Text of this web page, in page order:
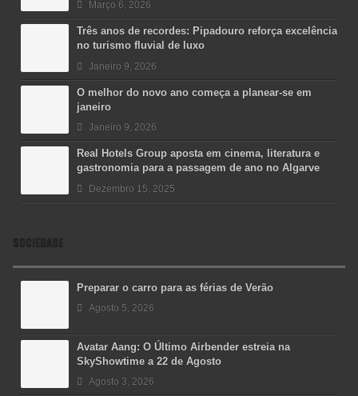
Março 6, 2026
Três anos de recordes: Pipadouro reforça excelência
no turismo fluvial de luxo
Janeiro 9, 2026
O melhor do novo ano começa a planear-se em
janeiro
Janeiro 9, 2026
Real Hotels Group aposta em cinema, literatura e
gastronomia para a passagem de ano no Algarve
Dezembro 15, 2025
SOCIEDADE
Preparar o carro para as férias de Verão
Agosto 5, 2026
Avatar Aang: O Último Airbender estreia na
SkyShowtime a 22 de Agosto
Agosto 3, 2026